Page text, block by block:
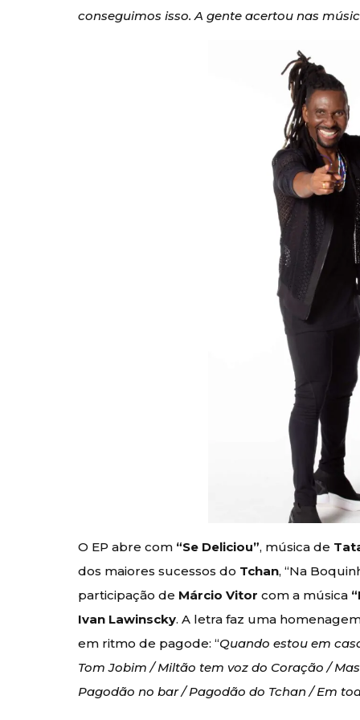
conseguimos isso. A gente acertou nas
O EP abre com “Se Deliciou”, música de
dos maiores sucessos do Tchan, “Na
participação de Márcio Vitor com a música
Ivan Lawinscky. A letra faz uma
em ritmo de pagode: “Quando estou em
Tom Jobim / Miltão tem voz do Coração /
Pagodão no bar / Pagodão do Tchan / Em